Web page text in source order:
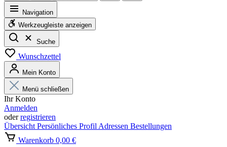
Navigation
Werkzeugleiste anzeigen
Suche
Wunschzettel
Mein Konto
Menü schließen
Ihr Konto
Anmelden
oderregistrieren
Übersicht Persönliches Profil Adressen Bestellungen
Warenkorb 0,00 €